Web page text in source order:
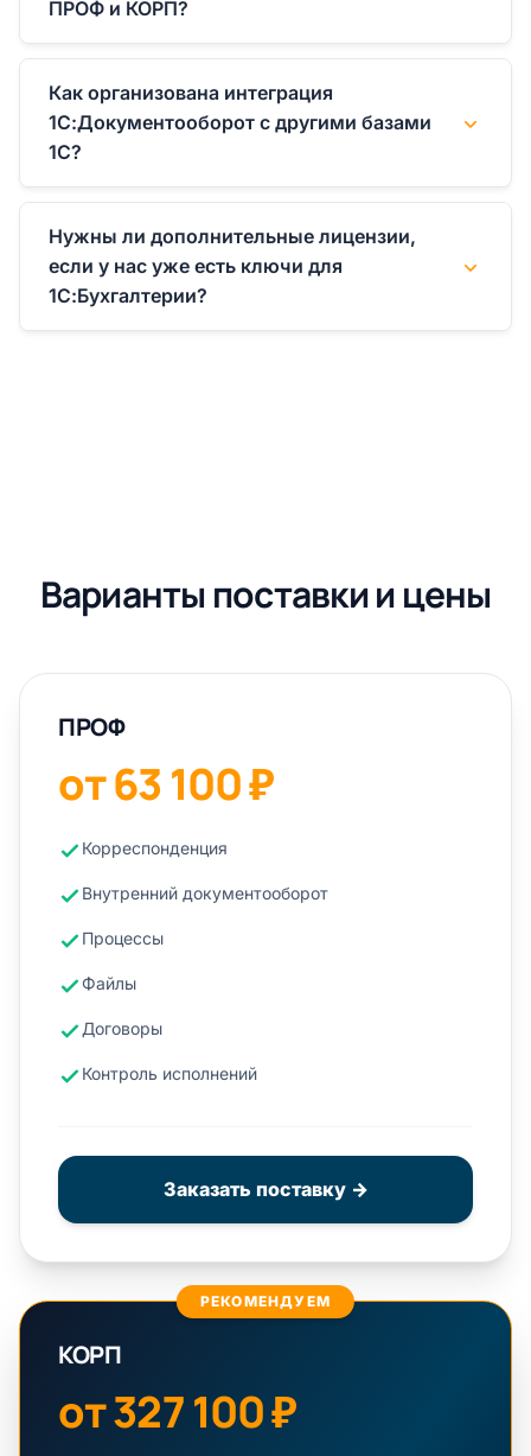
ПРОФ и КОРП?
Как организована интеграция
1С:Документооборот с другими базами
1С?
Нужны ли дополнительные лицензии,
если у нас уже есть ключи для
1С:Бухгалтерии?
Варианты поставки и цены
ПРОФ
от 63 100 ₽
Корреспонденция
Внутренний документооборот
Процессы
Файлы
Договоры
Контроль исполнений
Заказать поставку →
РЕКОМЕНДУЕМ
КОРП
от 327 100 ₽